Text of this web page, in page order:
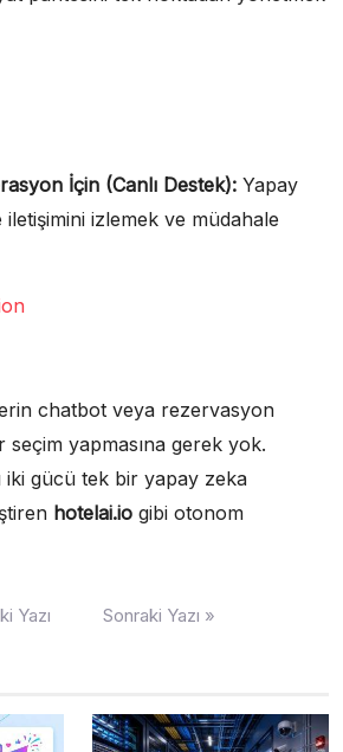
İçin (Canlı Destek): Yapay
iletişimini izlemek ve müdahale
chatbot veya rezervasyon
seçim yapmasına gerek yok.
iki gücü tek bir yapay zeka
hotelai.io gibi otonom
Yazı Sonraki Yazı »